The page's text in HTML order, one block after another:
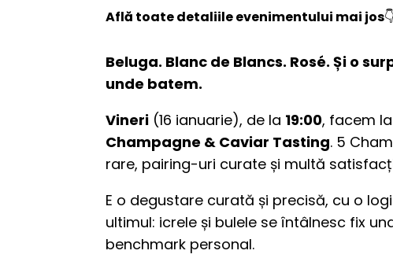
Află toate detaliile evenimentului mai jos👇
Beluga. Blanc de Blancs. Rosé. Și o
unde batem.
Vineri (16 ianuarie), de la 19:00, facem
Champagne & Caviar Tasting. 5
rare, pairing-uri curate și multă
E o degustare curată și precisă, cu o
ultimul: icrele și bulele se întâlnesc fix
benchmark personal.